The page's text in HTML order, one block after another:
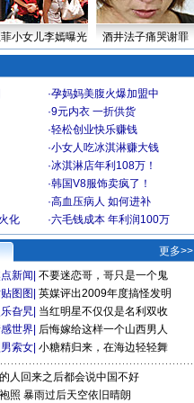
小女儿李嫣曝光 酒井法子痛哭谢罪
·孕妈妈美腹火爆加盟中
·9元内衣 一折供货
·轻松创业快乐赚钱
·小女人吃冰淇淋赚大钱
·冰淇淋店年利108万！
·韩国V8服饰卖疯了！
·高血压病人 如何进补
化 ·六毛钱成本 年利润100万
更多>>
新闻 不要迷恋哥，哥只是一个鬼
图图 英媒评出2009年度搞怪发明
旮旯 当红明星不仅仅是名利双收
世界 后悔嫁给这样一个山西男人
索女 小糖精归来，在海边轻轻舞
人回来之后都会说中国不好
照 暴雨过后天空依旧晴朗